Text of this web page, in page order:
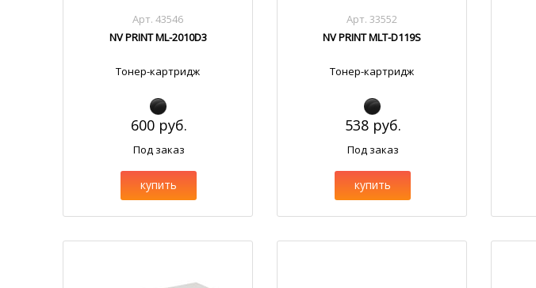
Арт. 43546
NV PRINT ML-2010D3
Тонер-картридж
600 руб.
Под заказ
купить
Арт. 33552
NV PRINT MLT-D119S
Тонер-картридж
538 руб.
Под заказ
купить